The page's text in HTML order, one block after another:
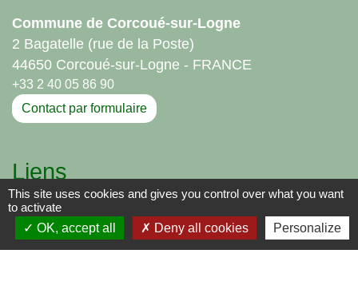
Commune de Corcoué-sur-Logne
2 Bagatelle (rue de la Poste)
44650 Corcoué-sur-Logne - FRANCE
+33 2 40 05 86 90
Contact par formulaire
Liens
Communauté de Communes - Sud Retz Atlantique
Office de tourisme
This site uses cookies and gives you control over what you want
to activate
OK, accept all
Deny all cookies Personalize